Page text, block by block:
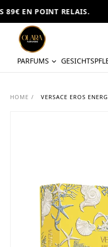
EN POINT RELAIS.
PARFUMS
HOME / VERSACE EROS